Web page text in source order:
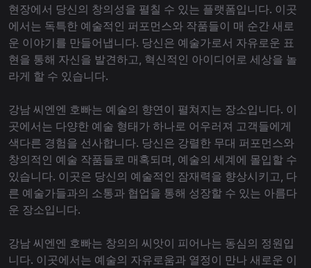
현장에서 당신의 창의성을 펼칠 수 있는 플랫폼입니다. 이곳
에서는 독특한 예술적인 퍼포먼스와 작품들이 매 순간 새로
운 이야기를 만들어냅니다. 당신은 예술가로서 자유로운 표
현을 통해 자신을 발견하고, 혁신적인 아이디어로 세상을 놀
라게 할 수 있습니다.
강남 씨엔엔 호빠는 예술의 향연이 펼쳐지는 장소입니다. 이
곳에서는 다양한 예술 형태가 하나로 어우러져 고객들에게
색다른 경험을 선사합니다. 당신은 강렬한 무대 퍼포먼스와
창의적인 예술 작품들로 매혹되며, 예술의 세계에 몰입할 수
있습니다. 이곳은 당신의 예술적인 잠재력을 향상시키고, 다
른 예술가들과의 소통과 협업을 통해 성장할 수 있는 아름다
운 장소입니다.
강남 씨엔엔 호빠는 창의의 씨앗이 피어나는 동심의 정원입
니다. 이곳에서는 예술의 자유로움과 열정이 만나 새로운 이